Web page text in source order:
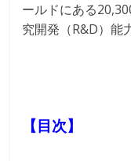
ールドにある
究開発（R&D）能
【目次】